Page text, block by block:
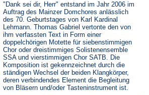
"Dank sei dir, Herr" entstand im Jahr 2006 im
Auftrag des Mainzer Domchores anlässlich
des 70. Geburtstages von Karl Kardinal
Lehmann. Thomas Gabriel vertonte den von
ihm verfassten Text in Form einer
doppelchörigen Motette für siebenstimmigen
Chor oder dreistimmiges Solistenensemble
SSA und vierstimmigen Chor SATB. Die
Komposition ist gekennzeichnet durch die
ständigen Wechsel der beiden Klangkörper,
deren verbindendes Element die Begleitung
von Bläsern und/oder Tasteninstrument ist.